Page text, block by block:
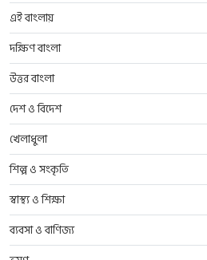
এই বাংলায়
দক্ষিণ বাংলা
উত্তর বাংলা
দেশ ও বিদেশ
খেলাধুলা
শিল্প ও সংকৃতি
স্বাস্থ্য ও শিক্ষা
ব্যবসা ও বাণিজ্য